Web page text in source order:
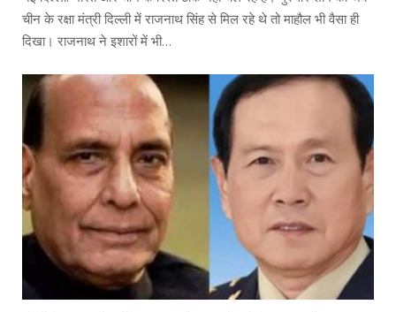
चीन के रक्षा मंत्री दिल्ली में राजनाथ सिंह से मिल रहे थे तो माहौल भी वैसा ही
दिखा। राजनाथ ने इशारों में भी…